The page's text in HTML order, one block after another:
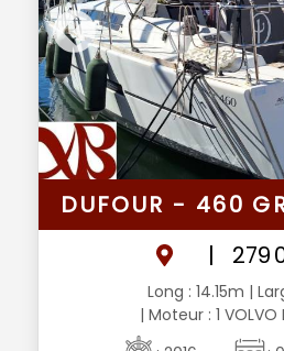
DUFOUR - 460
|
279
Long : 14.15m |
| Moteur : 1 VOLVO